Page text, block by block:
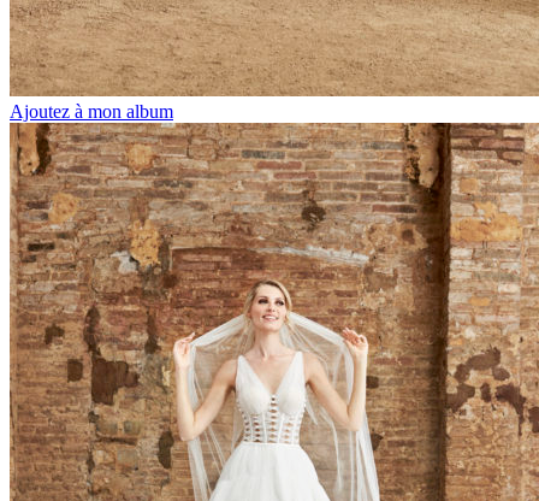
Ajoutez à mon album